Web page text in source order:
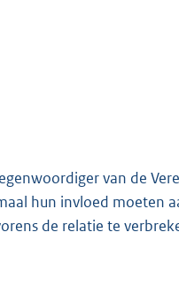
van de
hun invloed moeten
de relatie te